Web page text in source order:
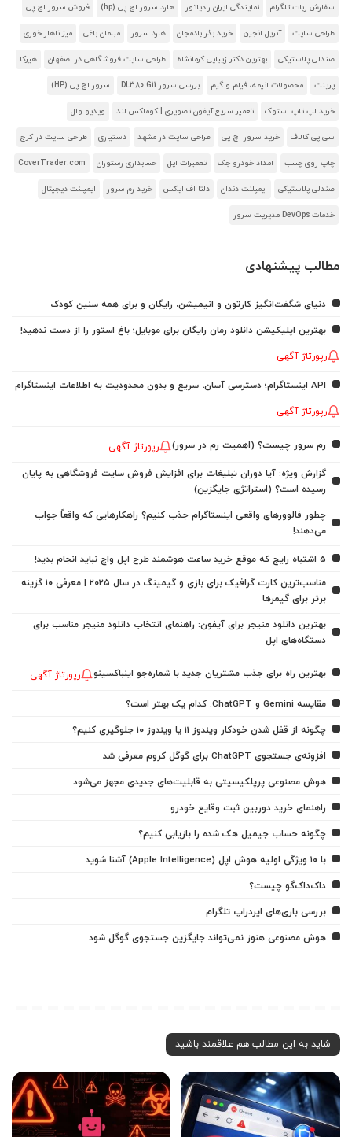
سفارش ربات تلگرام نمایندگی ایران رادیاتور هارد سرور اچ پی (hp) فروش سرور اچ پی
طراحی سایت آنریل انجین خرید بذر بادمجان هارد سرور مبلمان باغی میز ناهار خوری
صندلی پلاستیکی بهترین دکتر زیبایی کرمانشاه طراحی سایت فروشگاهی در اصفهان هیرکا
پرینت محصولات انیمه، فیلم و گیم بررسی سرور DL380 G11 سرور اچ پی (HP)
خرید لپ تاپ استوک تعمیر سریع آیفون تصویری | کوماکس لند ویدیو وال
سی پی کالاف خرید سرور اچ پی طراحی سایت در مشهد دستیاری طراحی سایت در کرج
چاپ روی چسب امداد خودرو جک تعمیرات اپل حسابداری رستوران CoverTrader.com
صندلی پلاستیکی ایمپلنت دندان دلتا اف ایکس خرید رم سرور ایمپلنت دیجیتال
خدمات DevOps مدیریت سرور
مطالب پیشنهادی
دنیای شگفت‌انگیز کارتون و انیمیشن، رایگان و برای همه سنین کودک
بهترین اپلیکیشن دانلود رمان رایگان برای موبایل؛ باغ استور را از دست ندهید!
رپورتاژ آگهی
API اینستاگرام؛ دسترسی آسان، سریع و بدون محدودیت به اطلاعات اینستاگرام
رپورتاژ آگهی
رم سرور چیست؟ (اهمیت رم در سرور) رپورتاژ آگهی
گزارش ویژه: آیا دوران تبلیغات برای افزایش فروش سایت فروشگاهی به پایان
رسیده است؟ (استراتژی جایگزین)
چطور فالوورهای واقعی اینستاگرام جذب کنیم؟ راهکارهایی که واقعاً جواب
می‌دهند!
5 اشتباه رایج که موقع خرید ساعت هوشمند طرح اپل واچ نباید انجام بدید!
مناسب‌ترین کارت گرافیک برای بازی و گیمینگ در سال ۲۰۲۵ | معرفی ۱۰ گزینه
برتر برای گیمرها
بهترین دانلود منیجر برای آیفون: راهنمای انتخاب دانلود منیجر مناسب برای
دستگاه‌های اپل
بهترین راه برای جذب مشتریان جدید با شماره‌جو اینباکسینو رپورتاژ آگهی
مقایسه Gemini و ChatGPT: کدام یک بهتر است؟
چگونه از قفل شدن خودکار ویندوز 11 یا ویندوز 10 جلوگیری کنیم؟
افزونه‌ی جستجوی ChatGPT برای گوگل کروم معرفی شد
هوش مصنوعی پرپلکیسیتی به قابلیت‌های جدیدی مجهز می‌شود
راهنمای خرید دوربین ثبت وقایع خودرو
چگونه حساب جیمیل هک شده را بازیابی کنیم؟
با ۱۰ ویژگی اولیه هوش اپل (Apple Intelligence) آشنا شوید
داک‌داک‌گو چیست؟
بررسی بازی‌های ایردراپ تلگرام
هوش مصنوعی هنوز نمی‌تواند جایگزین جستجوی گوگل شود
شاید به این مطالب هم علاقمند باشید